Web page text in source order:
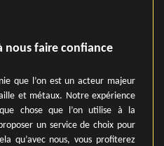
nous faire confiance
que l’on est un acteur majeur
et métaux. Notre expérience
chose que l’on utilise à la
un service de choix pour
qu’avec nous, vous profiterez